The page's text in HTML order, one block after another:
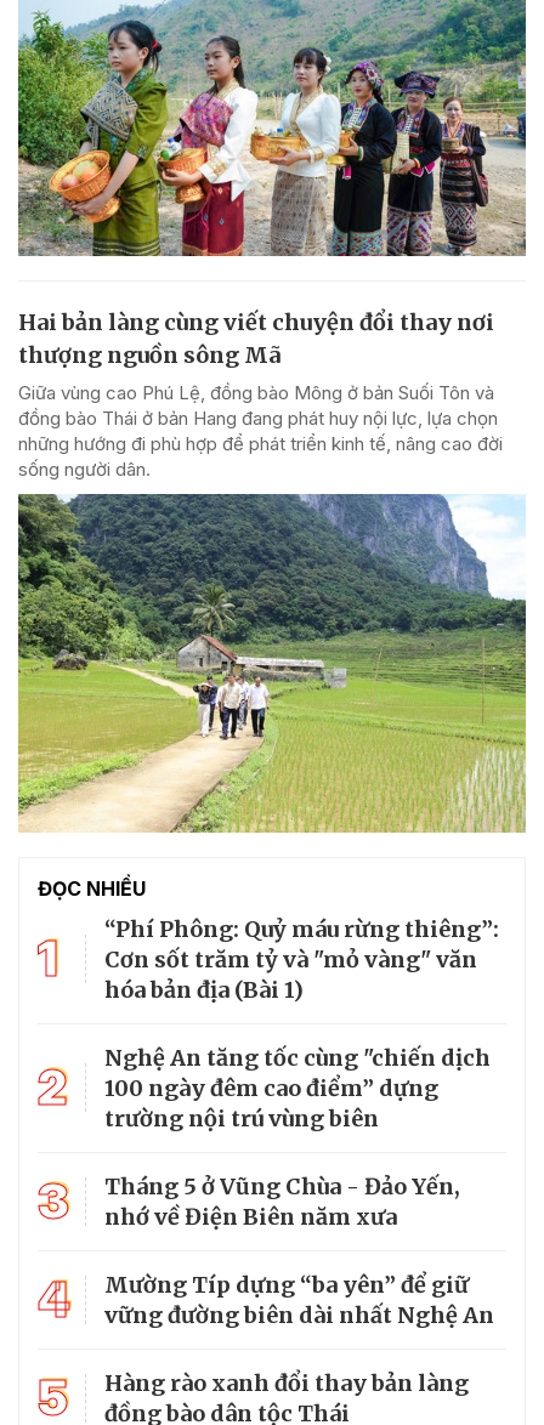
Hai bản làng cùng viết chuyện đổi thay nơi
thượng nguồn sông Mã
Giữa vùng cao Phú Lệ, đồng bào Mông ở bản Suối Tôn và
đồng bào Thái ở bản Hang đang phát huy nội lực, lựa chọn
những hướng đi phù hợp để phát triển kinh tế, nâng cao đời
sống người dân.
ĐỌC NHIỀU
1
“Phí Phông: Quỷ máu rừng thiêng”:
Cơn sốt trăm tỷ và "mỏ vàng" văn
hóa bản địa (Bài 1)
2
Nghệ An tăng tốc cùng "chiến dịch
100 ngày đêm cao điểm” dựng
trường nội trú vùng biên
3
Tháng 5 ở Vũng Chùa - Đảo Yến,
nhớ về Điện Biên năm xưa
4
Mường Típ dựng “ba yên” để giữ
vững đường biên dài nhất Nghệ An
5
Hàng rào xanh đổi thay bản làng
đồng bào dân tộc Thái